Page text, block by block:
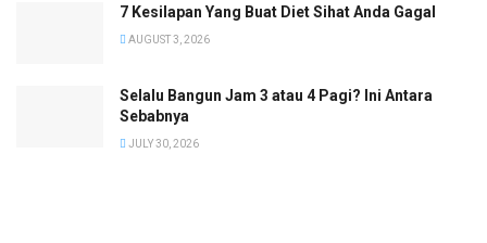
7 Kesilapan Yang Buat Diet Sihat Anda Gagal
AUGUST 3, 2026
Selalu Bangun Jam 3 atau 4 Pagi? Ini Antara
Sebabnya
JULY 30, 2026